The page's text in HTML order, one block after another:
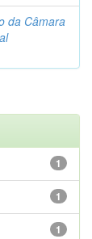
da Câmara
1
1
1